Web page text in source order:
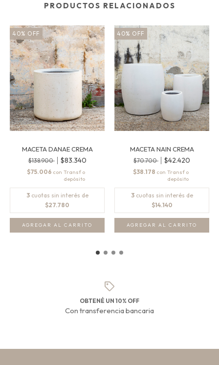
PRODUCTOS RELACIONADOS
40% OFF
MACETA DANAE CREMA
$138.900 $83.340
$75.006 con
3 cuotas sin interés de
$27.780
AGREGAR AL CARRITO
40% OFF
MACETA NAIN CREMA
$70.700 $42.420
$38.178 con
3 cuotas sin interés de
$14.140
AGREGAR AL CARRITO
OBTENÉ UN 10% OFF
Con transferencia bancaria